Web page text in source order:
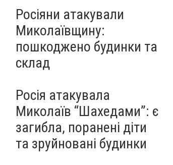
Росіяни атакували
Миколаївщину:
пошкоджено будинки та
склад
Росія атакувала
Миколаїв “Шахедами”: є
загибла, поранені діти
та зруйновані будинки